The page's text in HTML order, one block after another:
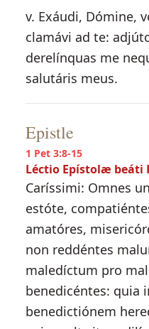
v. Exáudi, Dómine,
clamávi ad te:
derelínquas me
salutáris meus.
Epistle
1 Pet 3:8-15
Léctio Epístolæ beáti
Caríssimi: Omnes
estóte,
amatóres,
non reddéntes
maledíctum pro
benedicéntes: quia
benedictiónem